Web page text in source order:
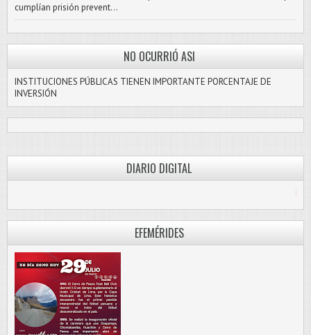
cumplían prisión prevent...
NO OCURRIÓ ASI
INSTITUCIONES PÚBLICAS TIENEN IMPORTANTE PORCENTAJE DE
INVERSIÓN
DIARIO DIGITAL
EFEMÉRIDES